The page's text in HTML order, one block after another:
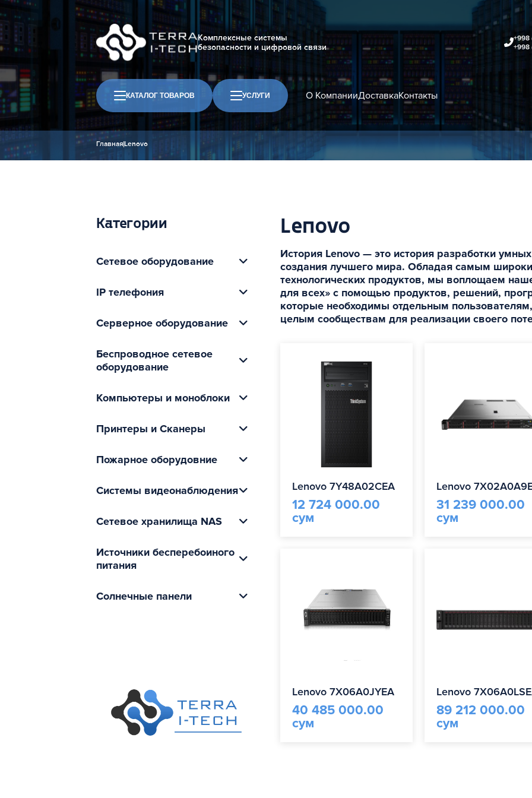
Комплексные системы
безопасности и цифровой связи
+998
+998
КАТАЛОГ ТОВАРОВ УСЛУГИ О КомпанииДоставкаКонтакты
ГлавнаяLenovo
Категории
Сетевое оборудование
IP телефония
Серверное оборудование
Беспроводное сетевое
оборудование
Компьютеры и моноблоки
Принтеры и Сканеры
Пожарное оборудовние
Системы видеонаблюдения
Сетевое хранилища NAS
Источники бесперебоиного
питания
Солнечные панели
Lenovo
История Lenovo — это история разработки
создания лучшего мира. Обладая самым
технологических продуктов, мы воплощаем
для всех» с помощью продуктов, решений,
которые необходимы отдельным
целым сообществам для реализации своего
Lenovo 7Y48A02CEA
12 724 000.00
сум
Lenovo
31 239 000.00
сум
Lenovo 7X06A0JYEA
40 485 000.00
сум
Lenovo
89 212 000.00
сум